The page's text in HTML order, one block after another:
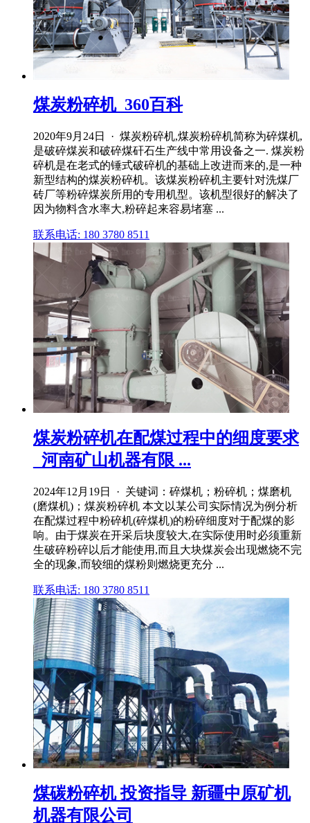
煤炭粉碎机_360百科
2020年9月24日 · 煤炭粉碎机,煤炭粉碎机简称为碎煤机,
是破碎煤炭和破碎煤矸石生产线中常用设备之一. 煤炭粉
碎机是在老式的锤式破碎机的基础上改进而来的,是一种
新型结构的煤炭粉碎机。该煤炭粉碎机主要针对洗煤厂
砖厂等粉碎煤炭所用的专用机型。该机型很好的解决了
因为物料含水率大,粉碎起来容易堵塞 ...
联系电话: 180 3780 8511
煤炭粉碎机在配煤过程中的细度要求
_河南矿山机器有限 ...
2024年12月19日 · 关键词：碎煤机；粉碎机；煤磨机
(磨煤机)；煤炭粉碎机 本文以某公司实际情况为例分析
在配煤过程中粉碎机(碎煤机)的粉碎细度对于配煤的影
响。由于煤炭在开采后块度较大,在实际使用时必须重新
生破碎粉碎以后才能使用,而且大块煤炭会出现燃烧不完
全的现象,而较细的煤粉则燃烧更充分 ...
联系电话: 180 3780 8511
煤碳粉碎机 投资指导 新疆中原矿机
机器有限公司